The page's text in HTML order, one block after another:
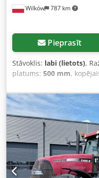
Wilków 787 km
Pieprasīt
Stāvoklis: labi (lietots),
platums: 500 mm,
iekārtas/transportlīdzekļa
axial flow Zīmols: Case IH
1660 Gads: 1987
5,00 m Aprīkojums: